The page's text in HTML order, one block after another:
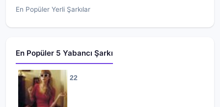
En Popüler Yerli Şarkılar
En Popüler 5 Yabancı Şarkı
22